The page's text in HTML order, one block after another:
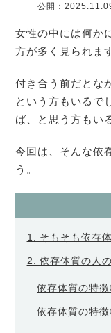
公開：
女性の中には何か
方が多く見られま
付き合う前だとな
という方もいるで
ば、と思う方もい
今回は、そんな依
う。
1. そもそも依存
2. 依存体質の人
依存体質の特
依存体質の特